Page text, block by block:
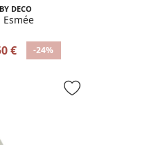
DECO
Esmée
€ -24%